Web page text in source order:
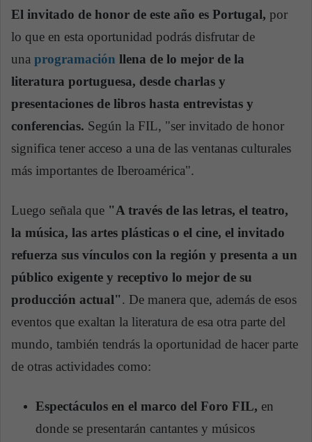
El invitado de honor de este año es Portugal, por
lo que en esta oportunidad podrás disfrutar de
una programación llena de lo mejor de la
literatura portuguesa, desde charlas y
presentaciones de libros hasta entrevistas y
conferencias. Según la FIL, "ser invitado de honor
significa tener acceso a una de las ventanas culturales
más importantes de Iberoamérica".
Luego señala que "A través de las letras, el teatro,
la música, las artes plásticas o el cine, el invitado
refuerza sus vínculos con la región y presenta a un
público exigente y receptivo lo mejor de su
producción actual". De manera que, además de esos
eventos que exaltan la literatura de esa otra parte del
mundo, también tendrás la oportunidad de hacer parte
de otras actividades como:​​​​​​
Espectáculos en el marco del Foro FIL, en
donde se presentarán cantantes y músicos